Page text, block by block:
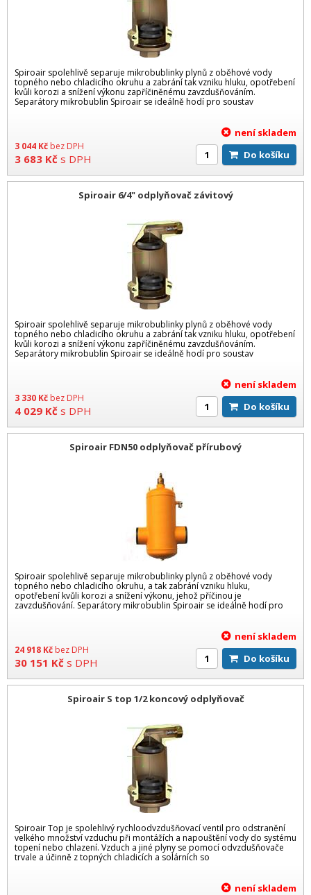
Spiroair spolehlivě separuje mikrobublinky plynů z oběhové vody
topného nebo chladicího okruhu a zabrání tak vzniku hluku, opotřebení
kvůli korozi a snížení výkonu zapříčiněnému zavzdušňováním.
Separátory mikrobublin Spiroair se ideálně hodí pro soustav
3 044 Kč bez DPH
3 683 Kč s DPH
není skladem
Do košíku
Spiroair 6/4" odplyňovač závitový
Spiroair spolehlivě separuje mikrobublinky plynů z oběhové vody
topného nebo chladicího okruhu a zabrání tak vzniku hluku, opotřebení
kvůli korozi a snížení výkonu zapříčiněnému zavzdušňováním.
Separátory mikrobublin Spiroair se ideálně hodí pro soustav
3 330 Kč bez DPH
4 029 Kč s DPH
není skladem
Do košíku
Spiroair FDN50 odplyňovač přírubový
Spiroair spolehlivě separuje mikrobublinky plynů z oběhové vody
topného nebo chladicího okruhu, a tak zabrání vzniku hluku,
opotřebení kvůli korozi a snížení výkonu, jehož příčinou je
zavzdušňování. Separátory mikrobublin Spiroair se ideálně hodí pro
24 918 Kč bez DPH
30 151 Kč s DPH
není skladem
Do košíku
Spiroair S top 1/2 koncový odplyňovač
Spiroair Top je spolehlivý rychloodvzdušňovací ventil pro odstranění
velkého množství vzduchu při montážích a napouštění vody do systému
topení nebo chlazení. Vzduch a jiné plyny se pomocí odvzdušňovače
trvale a účinně z topných chladicích a solárních so
není skladem